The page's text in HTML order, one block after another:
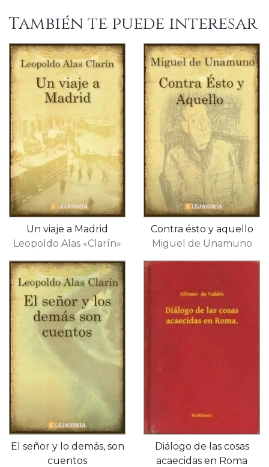
También te puede interesar
Un viaje a Madrid
Leopoldo Alas «Clarín»
Contra ésto y aquello
Miguel de Unamuno
El señor y lo demás, son
cuentos
Diálogo de las cosas
acaecidas en Roma